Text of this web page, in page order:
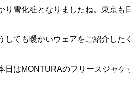
り雪化粧となりましたね。東京も
しても暖かいウェアをご紹介した
日はMONTURAのフリースジャ